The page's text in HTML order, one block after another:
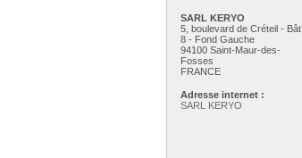
SARL KERYO
5, boulevard de Créteil - Bât.
8 - Fond Gauche
94100 Saint-Maur-des-
Fosses
FRANCE
Adresse internet :
SARL KERYO